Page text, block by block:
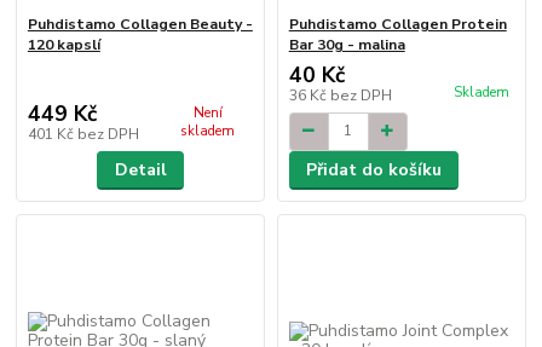
Puhdistamo Collagen Beauty -
120 kapslí
449 Kč
401 Kč bez DPH
Není
skladem
Detail
Puhdistamo Collagen Protein
Bar 30g - malina
40 Kč
36 Kč bez DPH Skladem
Přidat do košíku